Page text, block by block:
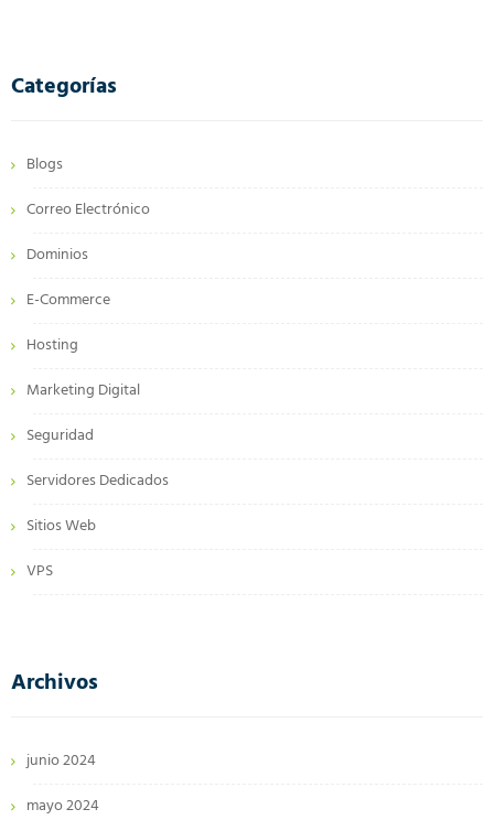
Categorías
Blogs
Correo Electrónico
Dominios
E-Commerce
Hosting
Marketing Digital
Seguridad
Servidores Dedicados
Sitios Web
VPS
Archivos
junio 2024
mayo 2024